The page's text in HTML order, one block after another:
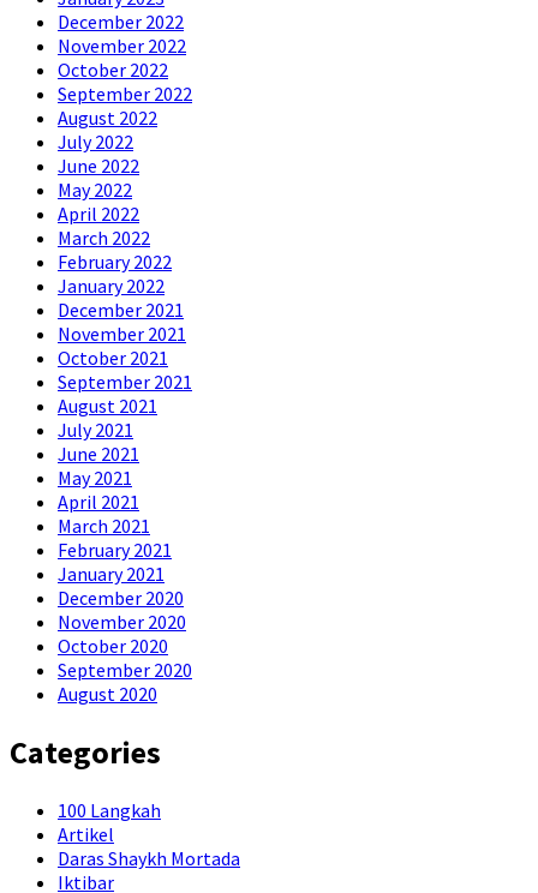
December 2022
November 2022
October 2022
September 2022
August 2022
July 2022
June 2022
May 2022
April 2022
March 2022
February 2022
January 2022
December 2021
November 2021
October 2021
September 2021
August 2021
July 2021
June 2021
May 2021
April 2021
March 2021
February 2021
January 2021
December 2020
November 2020
October 2020
September 2020
August 2020
Categories
100 Langkah
Artikel
Daras Shaykh Mortada
Iktibar